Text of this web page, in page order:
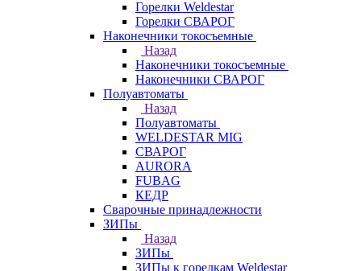
Горелки Weldestar
Горелки СВАРОГ
Наконечники токосъемные
Назад
Наконечники токосъемные
Наконечники СВАРОГ
Полуавтоматы
Назад
Полуавтоматы
WELDESTAR MIG
СВАРОГ
AURORA
FUBAG
КЕДР
Сварочные принадлежности
ЗИПы
Назад
ЗИПы
ЗИПы к горелкам Weldestar